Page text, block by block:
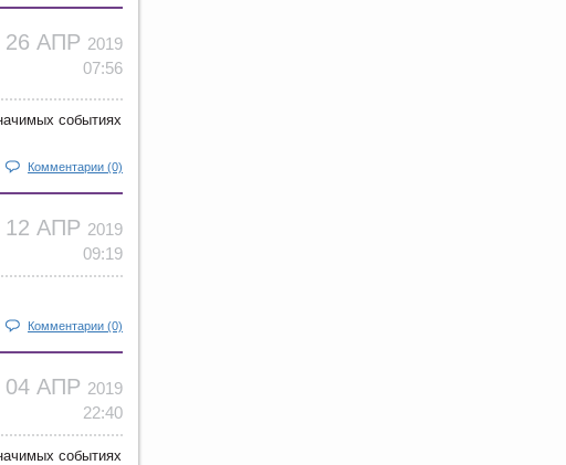
26 АПР 2019
07:56
событиях
Комментарии (0)
12 АПР 2019
09:19
Комментарии (0)
04 АПР 2019
22:40
событиях